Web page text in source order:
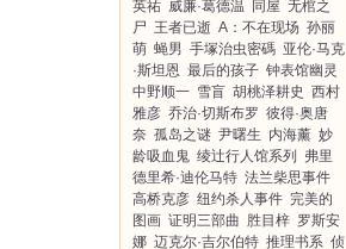
英祐 威廉·葛德温 同屋 无棺之
尸 王者已逝 A：不在现场 孙丽
萌 蝇男 手塚治虫密碼 亚伦·马克
·斯坦恩 最后的孩子 钟表馆幽灵
中野顺一 雪盲 胡桃泽耕史 西村
雅彦 乔治·切斯布罗 彼得·奥唐
奈 孤岛之谜 尹曙生 内海薰 妙
龄吸血鬼 绫辻行人馆系列
弗里
德里希·迪伦马特 法兰柴思事件
高桥克彦 纽约杀人事件 完美的
图画 证明三部曲 胜目梓 罗斯安
娜 迈克尔·吉尔伯特 推理书系 侦